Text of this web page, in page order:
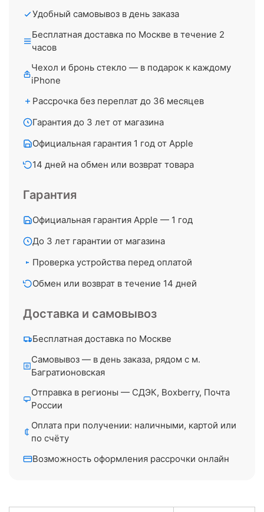
Удобный самовывоз в день заказа
Бесплатная доставка по Москве в течение 2
часов
Чехол и бронь стекло — в подарок к каждому
iPhone
Рассрочка без переплат до 36 месяцев
Гарантия до 3 лет от магазина
Официальная гарантия 1 год от Apple
14 дней на обмен или возврат товара
Гарантия
Официальная гарантия Apple — 1 год
До 3 лет гарантии от магазина
Проверка устройства перед оплатой
Обмен или возврат в течение 14 дней
Доставка и самовывоз
Бесплатная доставка по Москве
Самовывоз — в день заказа, рядом с м.
Багратионовская
Отправка в регионы — СДЭК, Boxberry, Почта
России
Оплата при получении: наличными, картой или
по счёту
Возможность оформления рассрочки онлайн